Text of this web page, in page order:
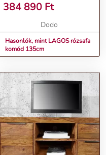
384 890 Ft
Dodo
Hasonlók, mint LAGOS rózsafa
komód 135cm